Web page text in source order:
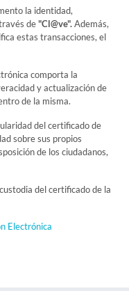
la identidad,
de"Cl@ve".Además,
estas transacciones, el
comporta la
y actualización de
de la misma.
del certificado de
sobre sus propios
de los ciudadanos,
del certificado de la
Electrónica